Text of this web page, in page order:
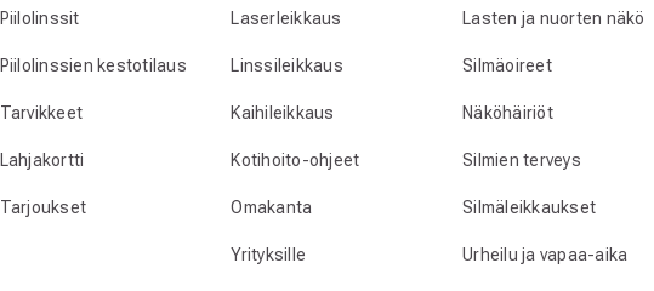
Piilolinssit
Piilolinssien kestotilaus
Tarvikkeet
Lahjakortti
Tarjoukset
Laserleikkaus
Linssileikkaus
Kaihileikkaus
Kotihoito-ohjeet
Omakanta
Yrityksille
Lasten ja nuorten näkö
Silmäoireet
Näköhäiriöt
Silmien terveys
Silmäleikkaukset
Urheilu ja vapaa-aika